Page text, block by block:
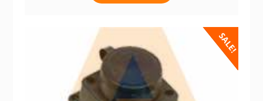
SALE!